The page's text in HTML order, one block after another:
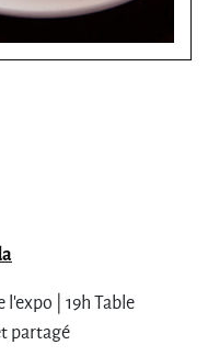
l'expo | 19h Table
partagé